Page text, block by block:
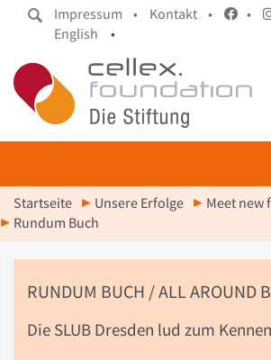
Impressum • Kontakt • •
English
•
Startseite Unsere Erfolge
Meet new
Rundum Buch
RUNDUM BUCH / ALL AROUND
Die SLUB Dresden lud zum